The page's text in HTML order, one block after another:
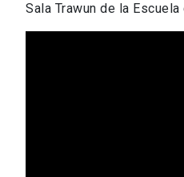
Sala Trawun de la Escuela